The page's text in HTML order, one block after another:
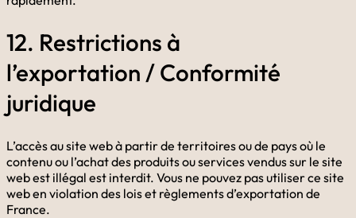
12. Restrictions à
l’exportation / Conformité
juridique
L’accès au site web à partir de territoires ou de pays où le
contenu ou l’achat des produits ou services vendus sur le site
web est illégal est interdit. Vous ne pouvez pas utiliser ce site
web en violation des lois et règlements d’exportation de
France.